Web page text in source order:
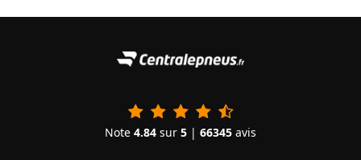
Note 4.84 sur 5 | 66345 avis